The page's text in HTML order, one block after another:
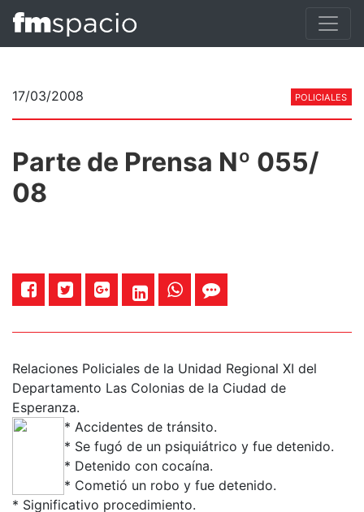
17/03/2008 POLICIALES
Parte de Prensa Nº 055/
08
Relaciones Policiales de la Unidad Regional XI del
Departamento Las Colonias de la Ciudad de
Esperanza.
* Accidentes de tránsito.
* Se fugó de un psiquiátrico y fue detenido.
* Detenido con cocaína.
* Cometió un robo y fue detenido.
* Significativo procedimiento.